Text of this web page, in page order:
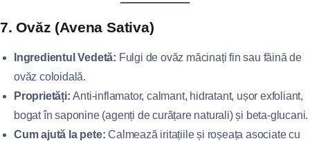
7. Ovăz (Avena Sativa)
Ingredientul Vedetă: Fulgi de ovăz măcinați fin sau făină de
ovăz coloidală.
Proprietăți: Anti-inflamator, calmant, hidratant, ușor exfoliant,
bogat în saponine (agenți de curățare naturali) și beta-glucani.
Cum ajută la pete: Calmează iritațiile și roșeața asociate cu